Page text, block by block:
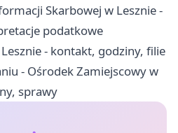
Skarbowej w Lesznie -
podatkowe
- kontakt, godziny, filie
- Ośrodek Zamiejscowy w
sprawy